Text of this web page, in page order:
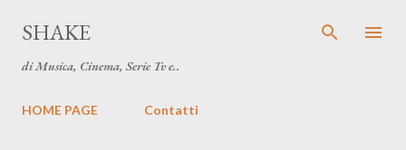
SHAKE
di Musica, Cinema, Serie Tv e..
HOME PAGE Contatti